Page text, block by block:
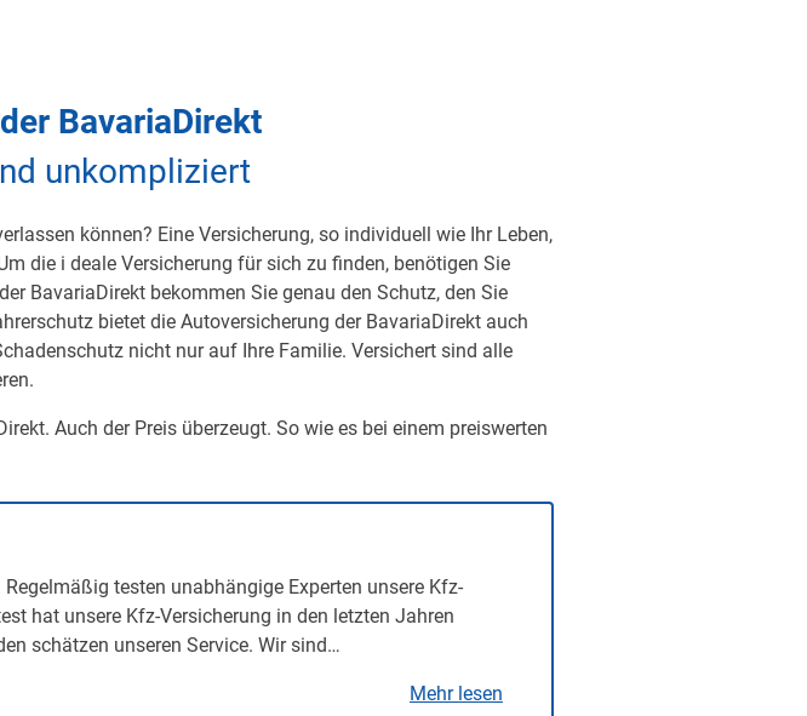
BavariaDirekt
unkompliziert
können? Eine Versicherung, so individuell wie Ihr Leben,
die i deale Versicherung für sich zu finden, benötigen Sie
BavariaDirekt bekommen Sie genau den Schutz, den Sie
bietet die Autoversicherung der BavariaDirekt auch
nicht nur auf Ihre Familie. Versichert sind alle
Auch der Preis überzeugt. So wie es bei einem preiswerten
testen unabhängige Experten unsere Kfz-
hat unsere Kfz-Versicherung in den letzten Jahren
schätzen unseren Service. Wir sind…
Mehr lesen